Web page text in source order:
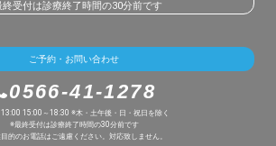
終受付は診療終了時間の30分前です
ご予約・お問い合わせ
0566-41-1278
15:00～18:30 ※木・土午後・日・祝日を除く
※最終受付は診療終了時間の30分前です
的のお電話はご遠慮ください。対応致しません。